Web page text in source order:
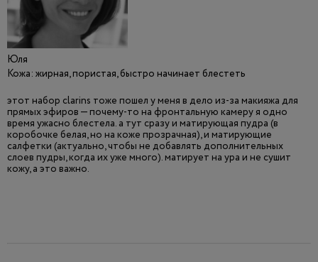
Юля
Кожа: жирная, пористая, быстро начинает блестеть
этот набор clarins тоже пошел у меня в дело из-за макияжа для
прямых эфиров — почему-то на фронтальную камеру я одно
время ужасно блестела. а тут сразу и матирующая пудра (в
коробочке белая, но на коже прозрачная), и матирующие
салфетки (актуально, чтобы не добавлять дополнительных
слоев пудры, когда их уже много). матирует на ура и не сушит
кожу, а это важно.